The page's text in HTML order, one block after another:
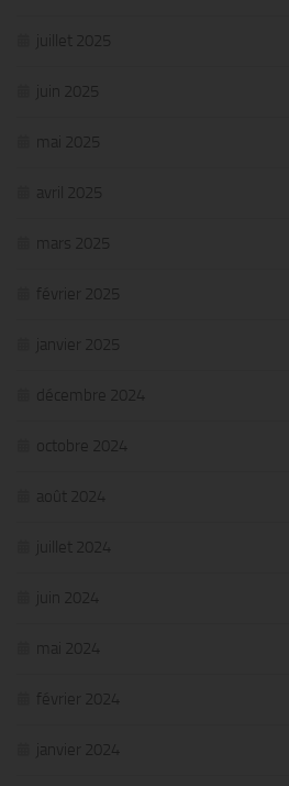
juillet 2025
juin 2025
mai 2025
avril 2025
mars 2025
février 2025
janvier 2025
décembre 2024
octobre 2024
août 2024
juillet 2024
juin 2024
mai 2024
février 2024
janvier 2024